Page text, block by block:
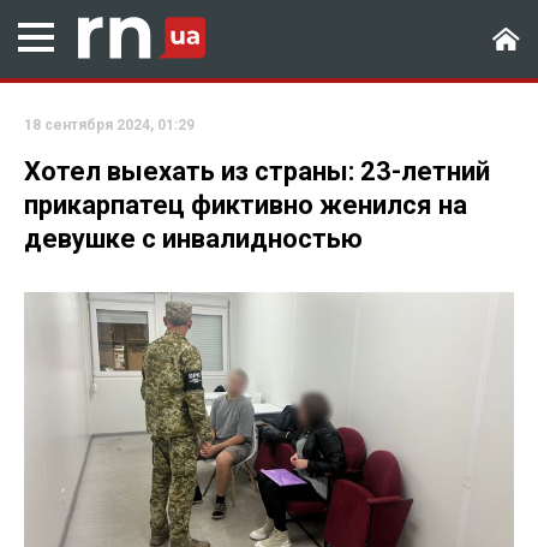
18 сентября 2024, 01:29
Хотел выехать из страны: 23-летний
прикарпатец фиктивно женился на
девушке с инвалидностью